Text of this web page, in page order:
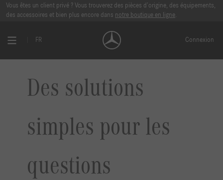
Vous êtes un client privé ? Vous trouverez des pièces d’origine, des équipements,
des accessoires et bien plus encore dans notre boutique en ligne.
FR Connexion
Des solutions
simples pour les
questions